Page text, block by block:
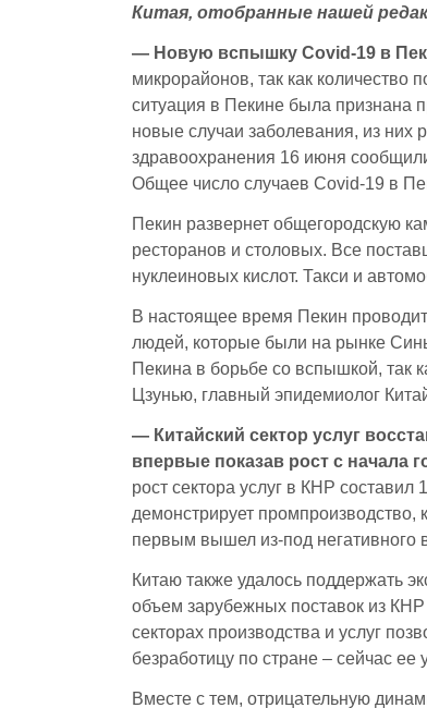
Китая, отобранные нашей
— Новую вспышку Covid-19 в
микрорайонов, так как количество
ситуация в Пекине была признана
новые случаи заболевания, из
здравоохранения 16 июня
Общее число случаев Covid-19 в
Пекин развернет общегородскую
ресторанов и столовых. Все
нуклеиновых кислот. Такси и
В настоящее время Пекин
людей, которые были на рынке
Пекина в борьбе со вспышкой, так
Цзунью, главный эпидемиолог
— Китайский сектор услуг
впервые показав рост с начала
рост сектора услуг в КНР
демонстрирует промпроизводство,
первым вышел из-под негативного
Китаю также удалось поддержать
объем зарубежных поставок из
секторах производства и услуг
безработицу по стране – сейчас ее
Вместе с тем, отрицательную